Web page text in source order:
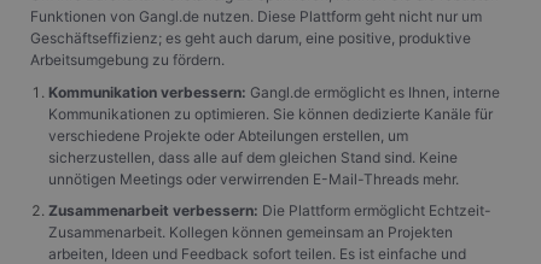
Funktionen von Gangl.de nutzen. Diese Plattform geht nicht nur um
Geschäftseffizienz; es geht auch darum, eine positive, produktive
Arbeitsumgebung zu fördern.
Kommunikation verbessern: Gangl.de ermöglicht es Ihnen, interne
Kommunikationen zu optimieren. Sie können dedizierte Kanäle für
verschiedene Projekte oder Abteilungen erstellen, um
sicherzustellen, dass alle auf dem gleichen Stand sind. Keine
unnötigen Meetings oder verwirrenden E-Mail-Threads mehr.
Zusammenarbeit verbessern: Die Plattform ermöglicht Echtzeit-
Zusammenarbeit. Kollegen können gemeinsam an Projekten
arbeiten, Ideen und Feedback sofort teilen. Es ist einfache und